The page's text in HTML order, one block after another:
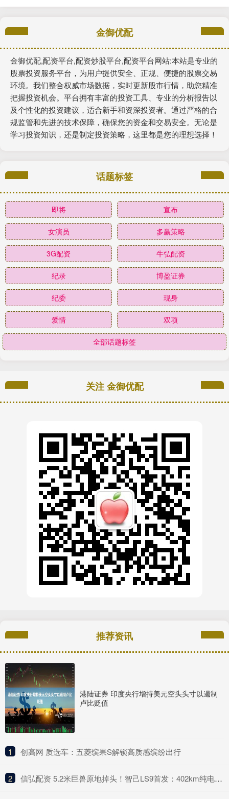
金御优配
金御优配,配资平台,配资炒股平台,配资平台网站:本站是专业的
股票投资服务平台，为用户提供安全、正规、便捷的股票交易
环境。我们整合权威市场数据，实时更新股市行情，助您精准
把握投资机会。平台拥有丰富的投资工具、专业的分析报告以
及个性化的投资建议，适合新手和资深投资者。通过严格的合
规监管和先进的技术保障，确保您的资金和交易安全。无论是
学习投资知识，还是制定投资策略，这里都是您的理想选择！
话题标签
即将 宣布
女演员 多赢策略
3G配资 牛弘配资
纪录 博盈证券
纪委 现身
爱情 双项
全部话题标签
关注 金御优配
推荐资讯
港陆证券 印度央行增持美元空头头寸以遏制
卢比贬值
1 ​创高网 质选车：五菱缤果S解锁高质感缤纷出行
2 ​信弘配资 5.2米巨兽原地掉头！智己LS9首发：402km纯电续航+线控黑科技